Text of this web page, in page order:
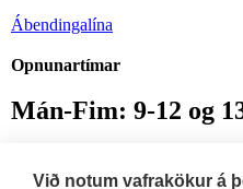
Ábendingalína
Opnunartímar
Mán-Fim: 9-12 og
Við notum vafrakökur á